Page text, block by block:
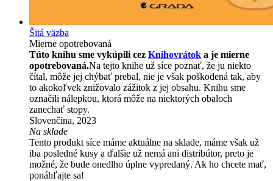
Šitá väzba
Mierne opotrebovaná
Túto knihu sme vykúpili cez Knihovrátok a je mierne
opotrebovaná.Na tejto knihe už síce poznať, že ju niekto
čítal, môže jej chýbať prebal, nie je však poškodená tak, aby
to akokoľvek znižovalo zážitok z jej obsahu. Knihu sme
označili nálepkou, ktorá môže na niektorých obaloch
zanechať stopy.
Slovenčina, 2023
Na sklade
Tento produkt síce máme aktuálne na sklade, máme však už
iba posledné kusy a ďalšie už nemá ani distribútor, preto je
možné, že bude onedlho úplne vypredaný. Ak ho chcete mať,
ponáhľajte sa!